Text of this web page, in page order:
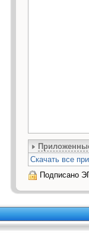
Скачать все
Подписано